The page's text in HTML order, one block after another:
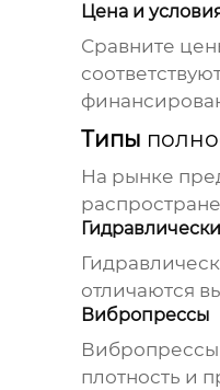
Цена и
Сравните
Типы
На рынке
отличаются
Вибропрессы
Вибропрессы
плотность и